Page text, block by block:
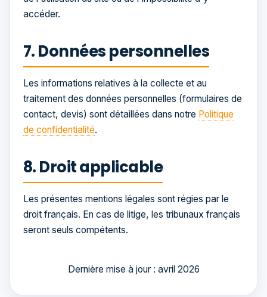
accéder.
7. Données personnelles
Les informations relatives à la collecte et au
traitement des données personnelles (formulaires de
contact, devis) sont détaillées dans notre Politique
de confidentialité.
8. Droit applicable
Les présentes mentions légales sont régies par le
droit français. En cas de litige, les tribunaux français
seront seuls compétents.
Dernière mise à jour : avril 2026